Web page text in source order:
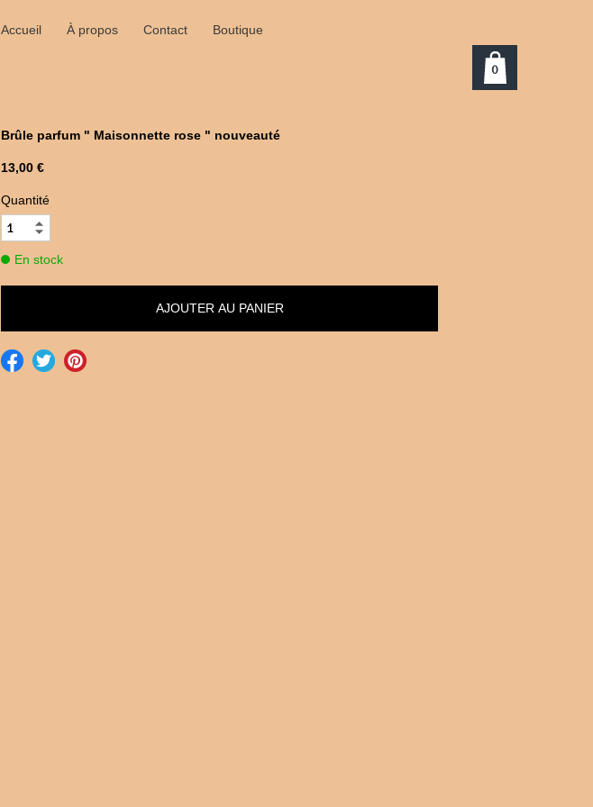
Accueil À propos Contact Boutique
Brûle parfum " Maisonnette rose " nouveauté
13,00 €
Quantité
En stock
0